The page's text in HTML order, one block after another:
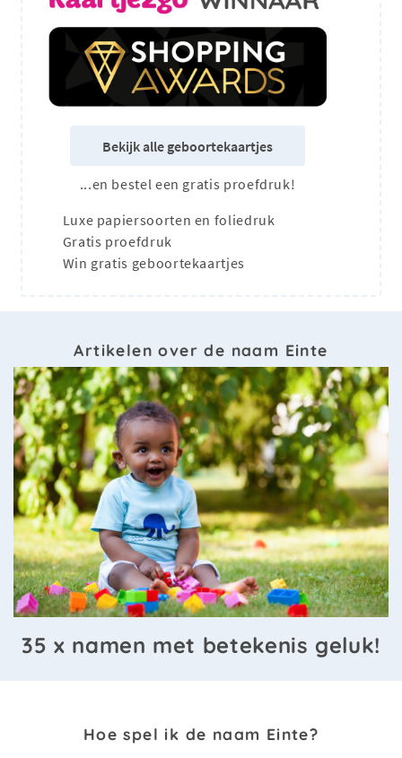
Bekijk alle geboortekaartjes
...en bestel een gratis proefdruk!
Luxe papiersoorten en foliedruk
Gratis proefdruk
Win gratis geboortekaartjes
Artikelen over de naam Einte
35 x namen met betekenis geluk!
Hoe spel ik de naam Einte?